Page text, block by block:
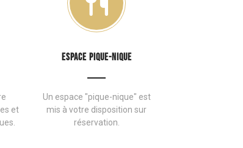
et
ESPACE PIQUE-NIQUE
Un espace "pique-nique" est
mis à votre disposition sur
réservation.